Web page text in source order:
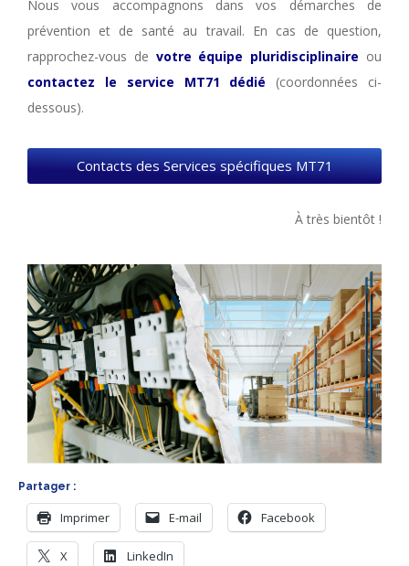
Nous vous accompagnons dans vos démarches de
prévention et de santé au travail. En cas de question,
rapprochez-vous de votre équipe pluridisciplinaire ou
contactez le service MT71 dédié (coordonnées ci-
dessous).
Contacts des Services spécifiques MT71
À très bientôt !
Partager :
Imprimer E-mail Facebook
X LinkedIn